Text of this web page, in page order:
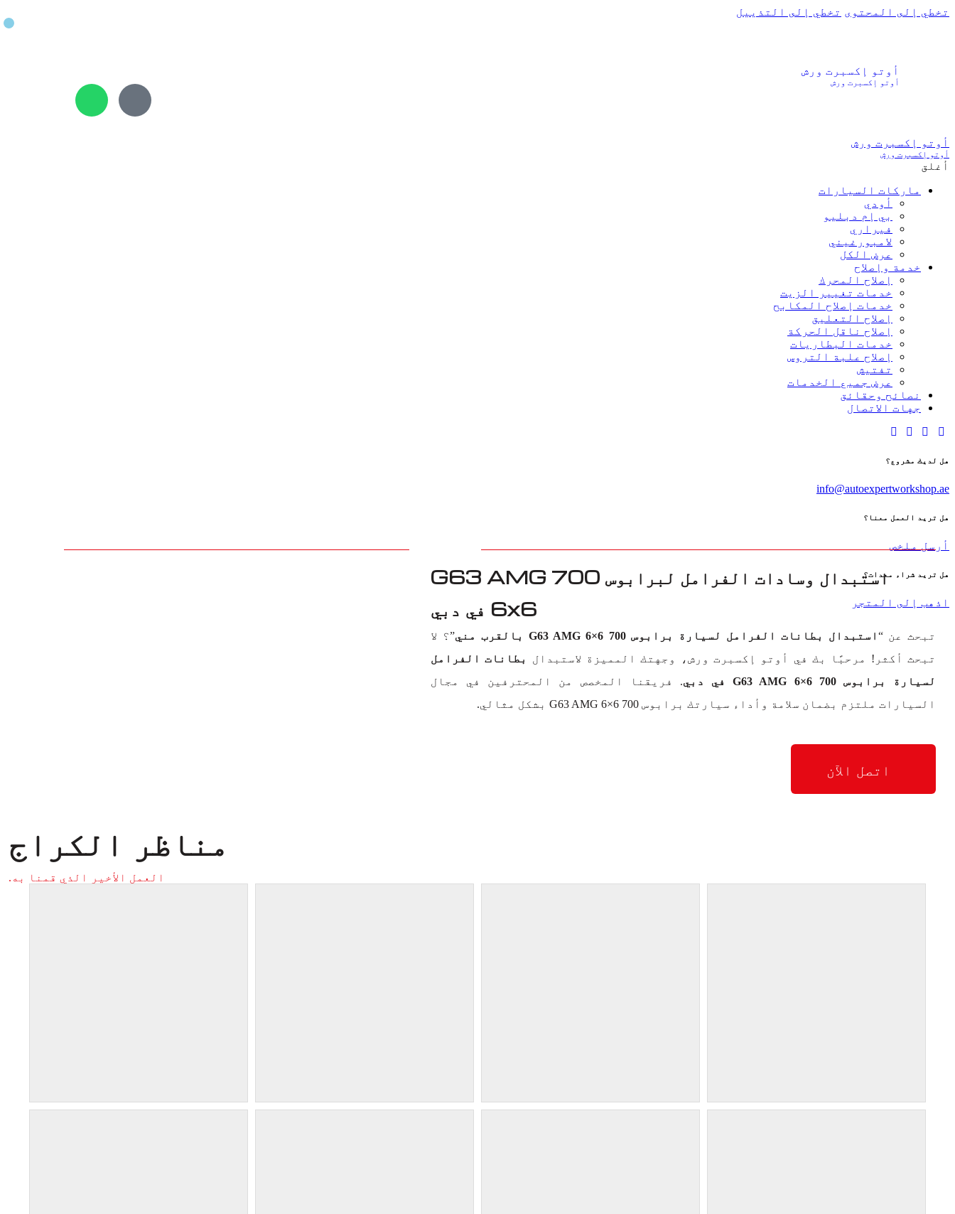
تخطي إلى المحتوى تخطي إلى التذييل
أوتو إكسبرت ورش
أوتو إكسبرت ورش
أوتو إكسبرت ورش
أوتو إكسبرت ورش
أغلق
ماركات السيارات
أودي
بي إم دبليو
فيراري
لامبورغيني
عرض الكل
خدمة وإصلاح
إصلاح المحرك
خدمات تغيير الزيت
خدمات إصلاح المكابح
إصلاح التعليق
إصلاح ناقل الحركة
خدمات البطاريات
إصلاح علبة التروس
تفتيش
عرض جميع الخدمات
نصائح وحقائق
جهات الاتصال
هل لديك مشروع؟
info@autoexpertworkshop.ae
هل تريد العمل معنا؟
أرسل ملخص
هل تريد شراء معدات؟
اذهب إلى المتجر
استبدال وسادات الفرامل لبرابوس 700 G63 AMG
6x6 في دبي
تبحث عن “ استبدال بطانات الفرامل لسيارة برابوس 700 G63 AMG 6×6 بالقرب مني
”؟ لا
تبحث أكثر! مرحبًا بك في أوتو إكسبرت ورش، وجهتك المميزة لاستبدال
بطانات الفرامل
لسيارة برابوس 700 G63 AMG 6×6 في دبي
. فريقنا المخصص من المحترفين في مجال
السيارات ملتزم بضمان سلامة وأداء سيارتك برابوس 700 G63 AMG 6×6 بشكل مثالي.
اتصل الآن
مناظر الكراج
العمل الأخير الذي قمنا به.